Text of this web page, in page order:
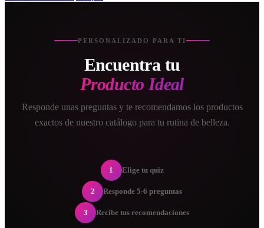
PERSONALIZADO PARA TI
Encuentra tu
Producto Ideal
Responde unas preguntas y te recomendamos los productos
exactos de nuestro catálogo para tu rutina de belleza.
1 Elige tu quiz
2 Responde 5-6 preguntas
3 Recibe tus recomendaciones